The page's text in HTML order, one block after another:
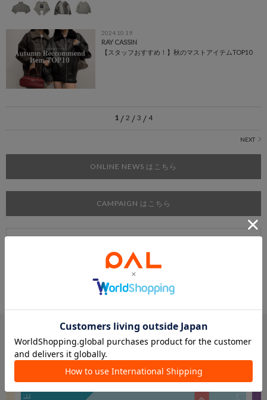
2024.10.19
RAY CASSIN
【スタッフおすすめ！】秋のマストアイテムTOP10
1 / 2 / 3 / 4
ONLINE NEWS はこちら
CAMPAIGN はこちら
PICK UP